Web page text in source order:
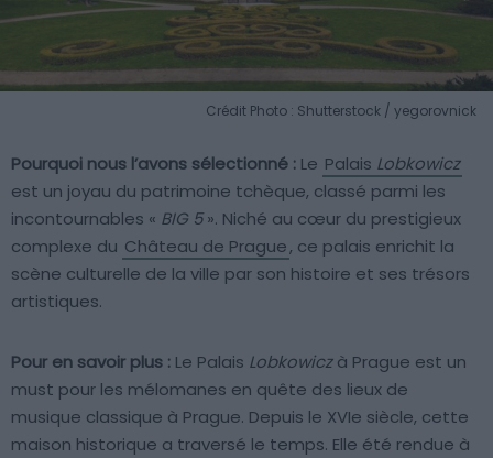
Crédit Photo : Shutterstock / yegorovnick
Pourquoi nous l’avons sélectionné : Le Palais Lobkowicz
est un joyau du patrimoine tchèque, classé parmi les
incontournables « BIG 5». Niché au cœur du prestigieux
complexe du Château de Prague, ce palais enrichit la
scène culturelle de la ville par son histoire et ses trésors
artistiques.
Pour en savoir plus : Le Palais Lobkowiczà Prague est un
must pour les mélomanes en quête des lieux de
musique classique à Prague. Depuis le XVIe siècle, cette
maison historique a traversé le temps. Elle été rendue à